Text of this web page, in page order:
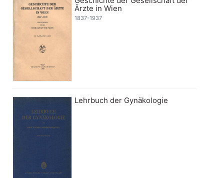
Ärzte in Wien
1837-1937
Lehrbuch der Gynäkologie